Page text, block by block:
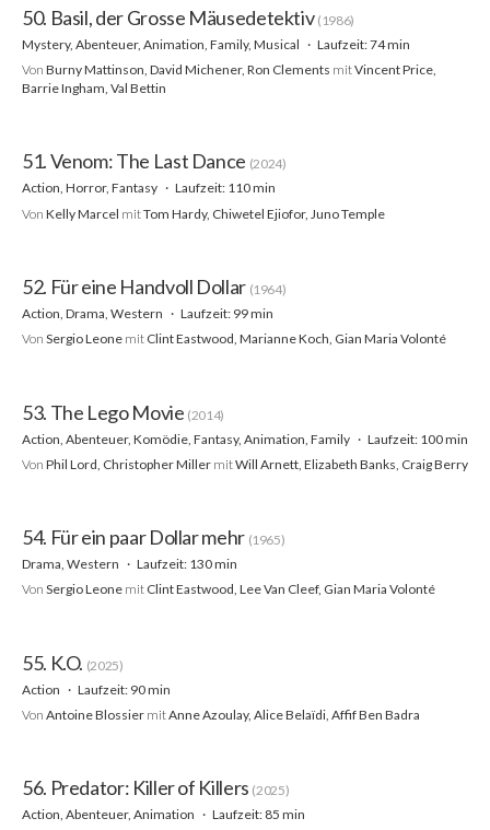
50. Basil, der Grosse Mäusedetektiv (1986)
Mystery, Abenteuer, Animation, Family, Musical
Laufzeit: 74 min
Von Burny Mattinson, David Michener, Ron Clements mitVincent Price,
Barrie Ingham, Val Bettin
51. Venom: The Last Dance (2024)
Action, Horror, Fantasy
Laufzeit: 110 min
Von Kelly Marcel mitTom Hardy, Chiwetel Ejiofor, Juno Temple
52. Für eine Handvoll Dollar (1964)
Action, Drama, Western
Laufzeit: 99 min
Von Sergio Leone mit Clint Eastwood, Marianne Koch, Gian Maria Volonté
53. The Lego Movie (2014)
Action, Abenteuer, Komödie, Fantasy, Animation, Family
Laufzeit: 100 min
Von Phil Lord, Christopher Miller mitWill Arnett, Elizabeth Banks, Craig Berry
54. Für ein paar Dollar mehr (1965)
Drama, Western
Laufzeit: 130 min
Von Sergio Leone mit Clint Eastwood, Lee Van Cleef, Gian Maria Volonté
55. K.O. (2025)
Action
Laufzeit: 90 min
Von Antoine Blossier mitAnne Azoulay, Alice Belaïdi, Affif Ben Badra
56. Predator: Killer of Killers (2025)
Action, Abenteuer, Animation
Laufzeit: 85 min